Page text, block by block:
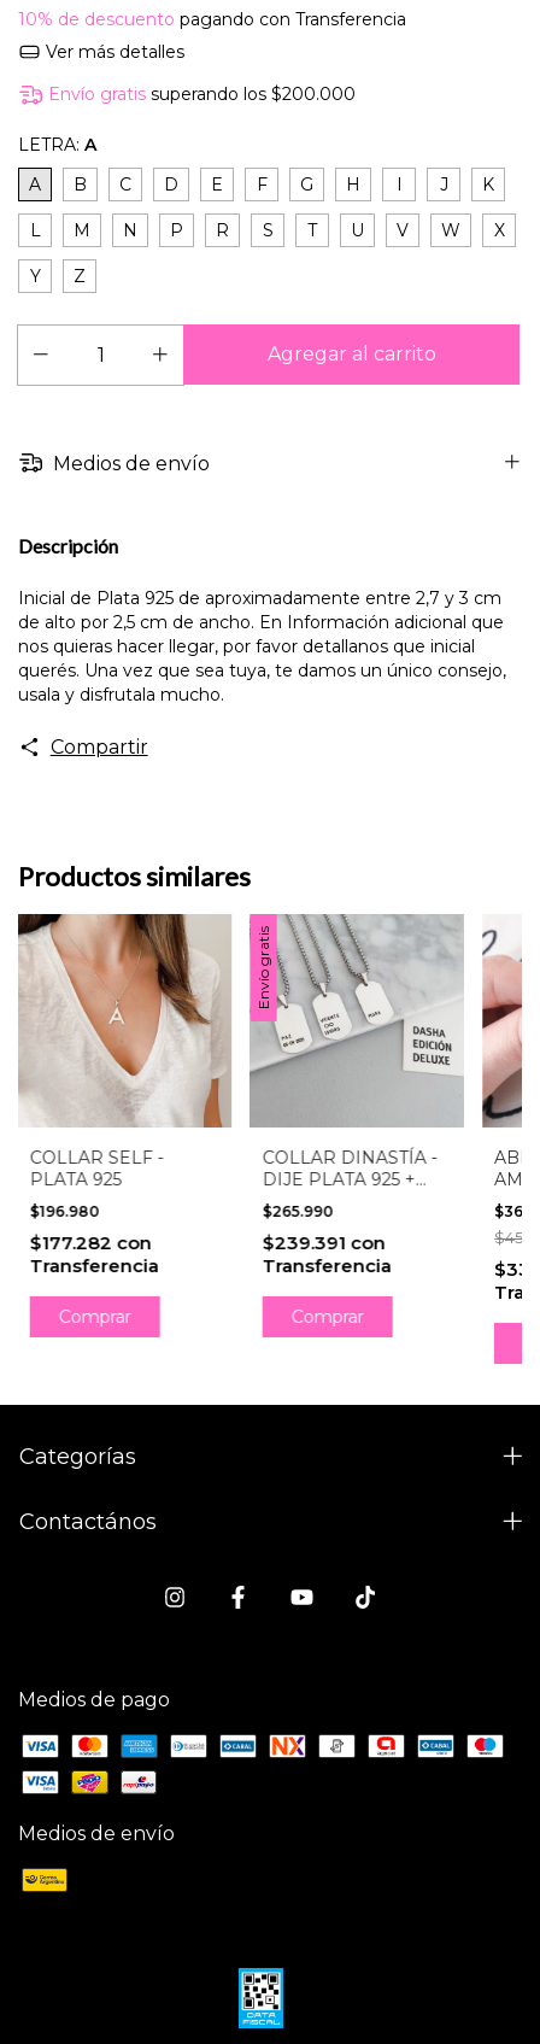
10% de descuento pagando con Transferencia
Ver más detalles
Envío gratis superando los$200.000
LETRA: A
A
B C D E F G H I J K
L M N P R S T U V W X
Y Z
Medios de envío
Descripción
Inicial de Plata 925 de aproximadamente entre 2,7 y 3 cm
de alto por 2,5 cm de ancho. En Información adicional que
nos quieras hacer llegar, por favor detallanos que inicial
querés. Una vez que sea tuya, te damos un único consejo,
usala y disfrutala mucho.
Compartir
Productos similares
COLLAR SELF -
PLATA 925
$196.980
$177.282 con
Transferencia
Comprar
Envío gratis
COLLAR DINASTÍA -
DIJE PLATA 925 +
CADENA ACERO
QUIRÚRGICO
$265.990
$239.391 con
Transferencia
Comprar
Categorías
Contactános
Medios de pago
Medios de envío